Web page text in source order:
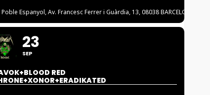
Poble Espanyol, Av. Francesc Ferrer i Guàrdia, 13, 08038 BARCELONA
23
SEP
RED